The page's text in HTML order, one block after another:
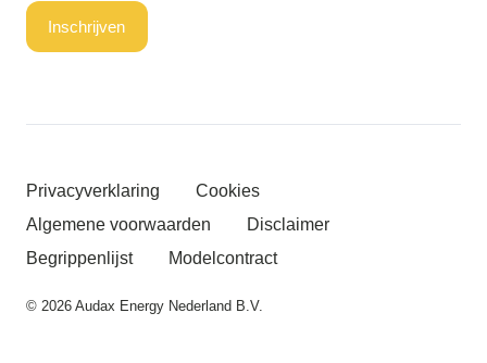
Privacyverklaring
Cookies
Algemene voorwaarden
Disclaimer
Begrippenlijst
Modelcontract
© 2026 Audax Energy Nederland B.V.